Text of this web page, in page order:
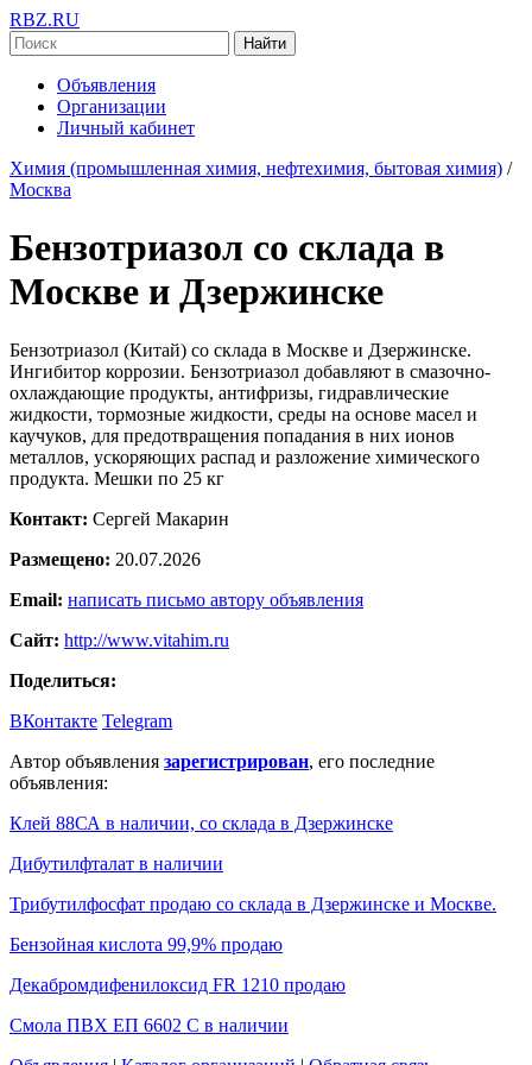
RBZ.RU
Найти
Объявления
Организации
Личный кабинет
Химия (промышленная химия, нефтехимия, бытовая химия) /
Москва
Бензотриазол со склада в
Москве и Дзержинске
Бензотриазол (Китай) со склада в Москве и Дзержинске.
Ингибитор коррозии. Бензотриазол добавляют в смазочно-
охлаждающие продукты, антифризы, гидравлические
жидкости, тормозные жидкости, среды на основе масел и
каучуков, для предотвращения попадания в них ионов
металлов, ускоряющих распад и разложение химического
продукта. Мешки по 25 кг
Контакт: Сергей Макарин
Размещено: 20.07.2026
Email: написать письмо автору объявления
Сайт: http://www.vitahim.ru
Поделиться:
ВКонтакте Telegram
Автор объявления зарегистрирован, его последние
объявления:
Клей 88СА в наличии, со склада в Дзержинске
Дибутилфталат в наличии
Трибутилфосфат продаю со склада в Дзержинске и Москве.
Бензойная кислота 99,9% продаю
Декабромдифенилоксид FR 1210 продаю
Смола ПВХ ЕП 6602 С в наличии